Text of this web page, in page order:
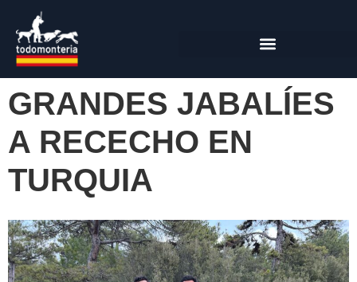
GRANDES JABALÍES
A RECECHO EN
TURQUIA